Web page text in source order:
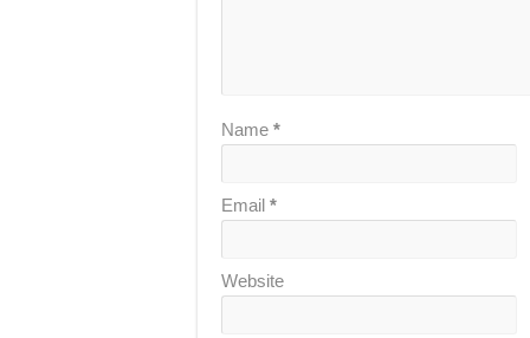
Name *
Email *
Website